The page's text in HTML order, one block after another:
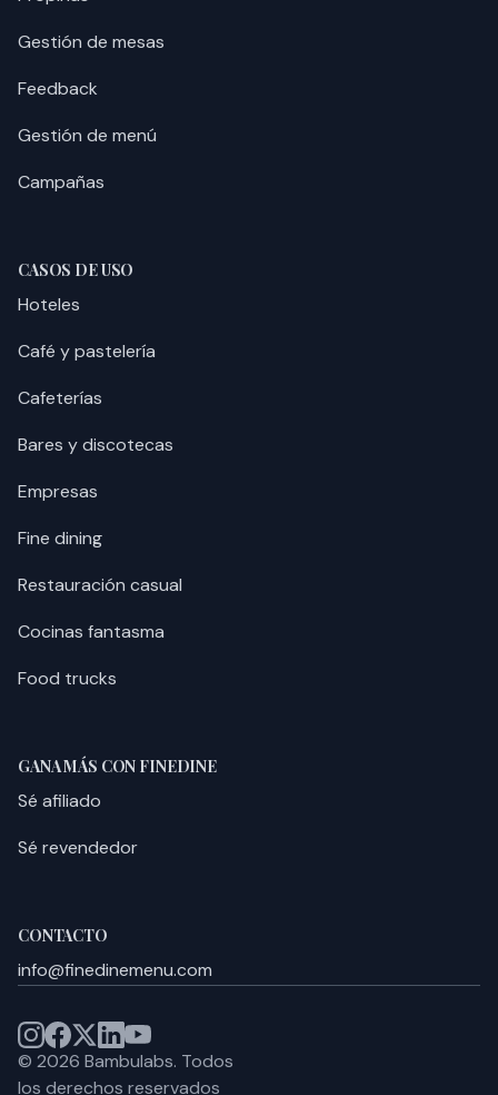
Gestión de mesas
Feedback
Gestión de menú
Campañas
CASOS DE USO
Hoteles
Café y pastelería
Cafeterías
Bares y discotecas
Empresas
Fine dining
Restauración casual
Cocinas fantasma
Food trucks
GANA MÁS CON FINEDINE
Sé afiliado
Sé revendedor
CONTACTO
info@finedinemenu.com
© 2026 Bambulabs. Todos
los derechos reservados